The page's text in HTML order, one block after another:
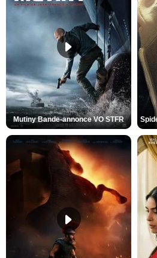
Mutiny Bande-annonce VO STFR